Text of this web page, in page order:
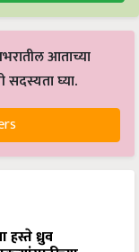
आताच्या
सदस्यता घ्या.
हस्ते ध्रुव